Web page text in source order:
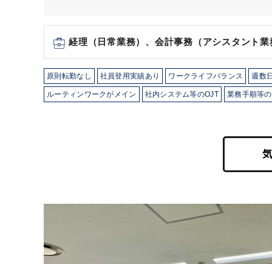
経理（日常業務）、会計事務（アシスタント業
原則転勤なし 社員登用実績あり ワークライフバランス 週数
ルーティンワークがメイン 社内システム等のOJT 業務手順等